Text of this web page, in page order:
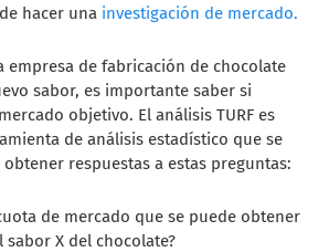
hacer una investigación de mercado.
empresa de fabricación de chocolate
sabor, es importante saber si
objetivo. El análisis TURF es
de análisis estadístico que se
respuestas a estas preguntas:
de mercado que se puede obtener
sabor X del chocolate?